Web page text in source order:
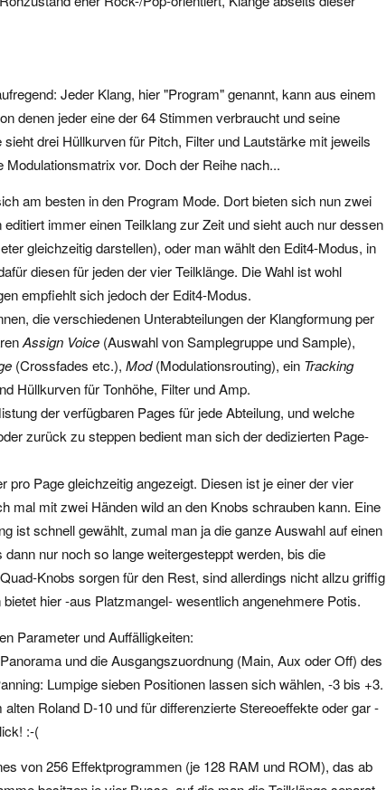
Jeder Klang, hier "Program" genannt, kann aus einem
denen jeder eine der 64 Stimmen verbraucht und seine
drei Hüllkurven für Pitch, Filter und Lautstärke mit jeweils
vor. Doch der Reihe nach...
am besten in den Program Mode. Dort bieten sich nun zwei
immer einen Teilklang zur Zeit und sieht auch nur dessen
gleichzeitig darstellen), oder man wählt den Edit4-Modus, in
diesen für jeden der vier Teilklänge. Die Wahl ist wohl
empfiehlt sich jedoch der Edit4-Modus.
die verschiedenen Unterabteilungen der Klangformung per
Assign Voice (Auswahl von Samplegruppe und Sample),
(Crossfades etc.), Mod(Modulationsrouting), ein Tracking
Hüllkurven für Tonhöhe, Filter und Amp.
der verfügbaren Pages für jede Abteilung, und welche
zurück zu steppen bedient man sich der dedizierten Page-
Page gleichzeitig angezeigt. Diesen ist je einer der vier
mal mit zwei Händen wild an den Knobs schrauben kann. Eine
ist schnell gewählt, zumal man ja die ganze Auswahl auf einen
nur noch so lange weitergesteppt werden, bis die
Knobs sorgen für den Rest, sind allerdings nicht allzu griffig
hier -aus Platzmangel- wesentlich angenehmere Potis.
Parameter und Auffälligkeiten:
und die Ausgangszuordnung (Main, Aux oder Off) des
Lumpige sieben Positionen lassen sich wählen, -3 bis +3.
Roland D-10 und für differenzierte Stereoeffekte oder gar -
:-(
von 256 Effektprogrammen (je 128 RAM und ROM), das ab